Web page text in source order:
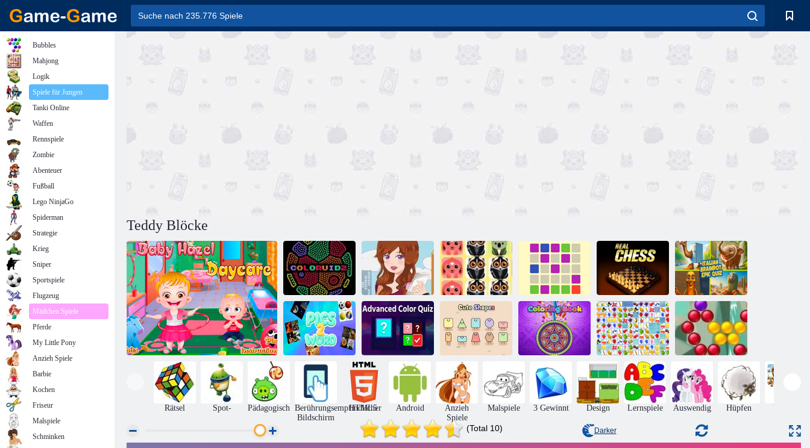
Teddy Blöcke
Coloruid 2 WiFi verliebt 1010 Tiere Keine Punkte Echtes Schach
Episches
italienisches
Brainrot-Quiz
Bilder 2 Wort
Erweitertes
Farbquiz
Niedliche
Formen
Malbuch Obstverbindung
Bubble Shooter
Saga
Rätsel Spot- Pädagogisch Berührungsempfindlicher
Bildschirm
HTML5 Android
Anzieh
Spiele
Malspiele 3 Gewinnt Design Lernspiele Auswendig Hüpfen Puzzles
(Total 10) Darker
Bubbles
Mahjong
Logik
Spiele für Jungen
Tanki Online
Waffen
Rennspiele
Zombie
Abenteuer
Fußball
Lego NinjaGo
Spiderman
Strategie
Krieg
Sniper
Sportspiele
Flugzeug
Mädchen Spiele
Pferde
My Little Pony
Anzieh Spiele
Barbie
Kochen
Friseur
Malspiele
Schminken